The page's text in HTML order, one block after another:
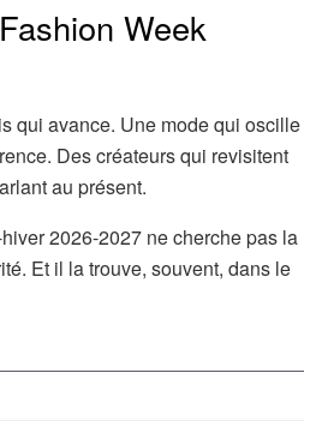
Week
qui avance. Une mode qui oscille
Des créateurs qui revisitent
au présent.
2026-2027 ne cherche pas la
Et il la trouve, souvent, dans le